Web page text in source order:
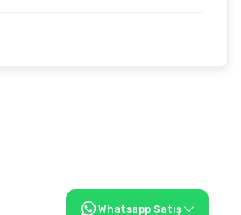
Whatsapp Satış